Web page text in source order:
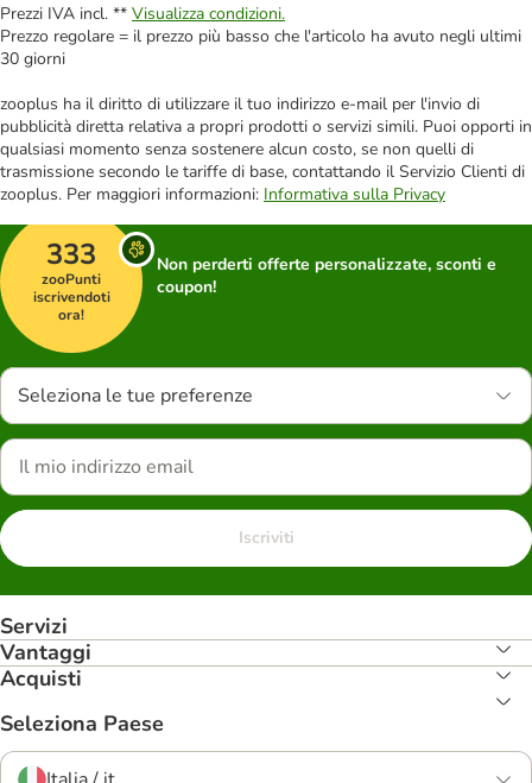
Prezzi IVA incl. ** Visualizza condizioni.
Prezzo regolare = il prezzo più basso che l'articolo ha avuto negli ultimi
30 giorni
zooplus ha il diritto di utilizzare il tuo indirizzo e-mail per l'invio di
pubblicità diretta relativa a propri prodotti o servizi simili. Puoi opporti in
qualsiasi momento senza sostenere alcun costo, se non quelli di
trasmissione secondo le tariffe di base, contattando il Servizio Clienti di
zooplus. Per maggiori informazioni: Informativa sulla Privacy
333
zooPunti
iscrivendoti
ora!
Non perderti offerte personalizzate, sconti e
coupon!
Seleziona le tue preferenze
Iscriviti
Servizi
Vantaggi
Acquisti
Seleziona Paese